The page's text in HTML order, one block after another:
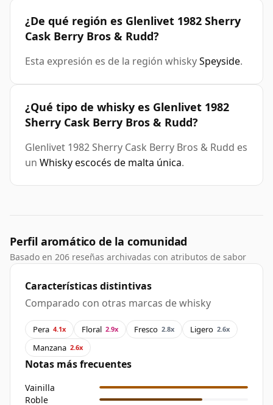
¿De qué región es Glenlivet 1982 Sherry
Cask Berry Bros & Rudd?
Esta expresión es de la región whiskySpeyside.
¿Qué tipo de whisky es Glenlivet 1982
Sherry Cask Berry Bros & Rudd?
Glenlivet 1982 Sherry Cask Berry Bros & Rudd es
un Whisky escocés de malta única.
Perfil aromático de la comunidad
Basado en 206 reseñas archivadas con atributos de sabor
Características distintivas
Comparado con otras marcas de whisky
Pera 4.1x Floral 2.9x Fresco 2.8x Ligero 2.6x
Manzana 2.6x
Notas más frecuentes
Vainilla
Roble